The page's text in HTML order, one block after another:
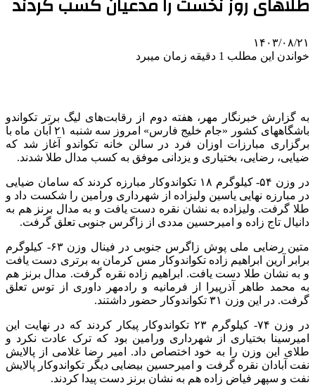
طلاهای روز نخست را مدعیان کسب کردند
۱۴۰۳/۰۸/۲۱
خواندن این مطلب 1 دقیقه زمان میبرد
به گزارش خبرنگار مهر، هفته دوم از رقابت‌های لیگ برتر تکواندو
باشگاههای کشور «جام خلیج فارس» امروز سه شنبه ۲۱ آبان ماه با
برگزاری مبارزات اوزان فرد در سالن خانه تکواندو آغاز شد که
ضیایی، رضایی، بختیاری و یزدانی موفق به کسب مدال طلا شدند.
در وزن ۵۴- کیلوگرم ۱۸ تکواندوکار مبارزه کردند که سامان ضیایی
در مبارزه نهایی یاسین ولیزاده از شهرداری ورامین را شکست داد و
طلا گرفت. ولیزاده به نشان نقره دست یافت و به مدال برنز هم به
دانیال تاج زاده و امیرحسین مددی از زاگرس جنوبی تعلق گرفت.
متین رضایی ملی پوش زاگرس جنوبی در فینال وزن ۶۳- کیلوگرم
برابر آرین ابراهیم زاده تکواندوکار مس کرمان به برتری دست یافت
و به نشان طلا دست یافت. ابراهیم زاده نقره گرفت. مدال برنز هم
به محمد طاهر آذرپیرا از فرمانیه و رادمهر داوری از توس تعلق
گرفت. در این وزن ۳۱ تکواندوکار حضور داشتند.
در وزن ۷۴- کیلوگرم ۲۳ تکواندوکار پیکار کردند که در نهایت این
امیرسینا بختیاری از شهرداری ورامین بود که ترک عادت نکرد و
طلای این وزن را به خود اختصاص داد. امیر رضا غلامی از پالایش
نفت آبادان نقره گرفت و امیرحسین بیضایی دیگر تکواندوکار پالایش
نفت و سپهر فیاض زاده هم به نشان برنز دست پیدا کردند.